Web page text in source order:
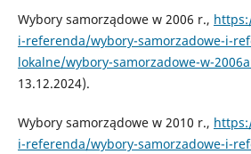
Wybory samorządowe w 2006 r.,
i-referenda/wybory-samorzadowe-i-
lokalne/wybory-samorzadowe-w-
13.12.2024).
Wybory samorządowe w 2010 r.,
i-referenda/wybory-samorzadowe-i-